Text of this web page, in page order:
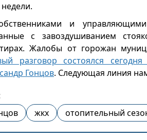
и
с завоздушиванием
Жалобы от горожан
разговор состоялся
Гонцов. Следующая линия
жкх отопительный